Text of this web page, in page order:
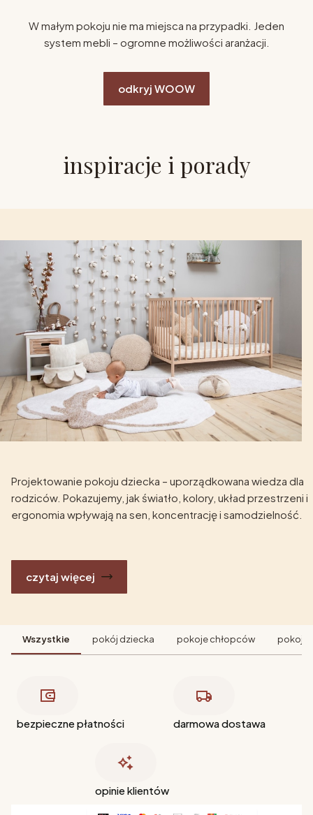
W małym pokoju nie ma miejsca na przypadki. Jeden
system mebli – ogromne możliwości aranżacji.
odkryj WOOW
inspiracje i porady
Projektowanie pokoju dziecka – uporządkowana wiedza dla
rodziców. Pokazujemy, jak światło, kolory, układ przestrzeni i
ergonomia wpływają na sen, koncentrację i samodzielność.
czytaj więcej
Wszystkie pokój dziecka pokoje chłopców pokoje
bezpieczne płatności darmowa dostawa
opinie klientów